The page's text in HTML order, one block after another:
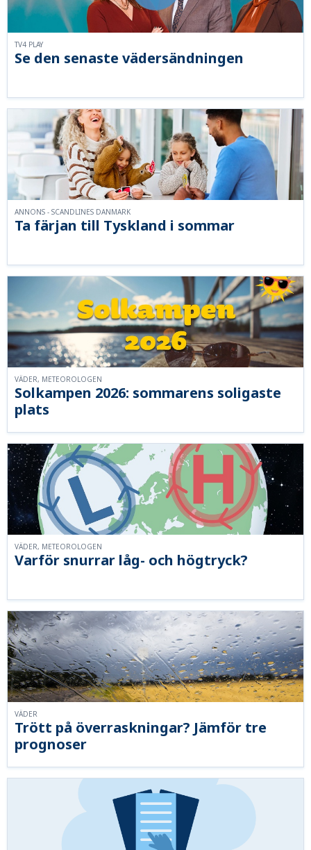
Se den senaste vädersändningen
TV4 PLAY
Ta färjan till Tyskland i sommar
ANNONS - SCANDLINES DANMARK
Solkampen 2026: sommarens soligaste
plats
VÄDER, METEOROLOGEN
Varför snurrar låg- och högtryck?
VÄDER, METEOROLOGEN
Trött på överraskningar? Jämför tre
prognoser
VÄDER